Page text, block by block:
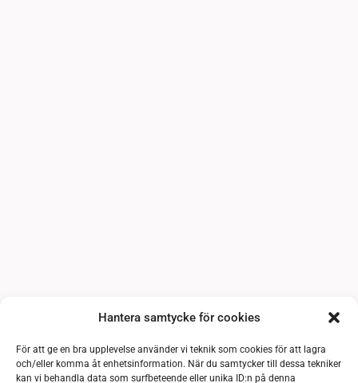
Hantera samtycke för cookies
För att ge en bra upplevelse använder vi teknik som cookies för att lagra
och/eller komma åt enhetsinformation. När du samtycker till dessa tekniker
kan vi behandla data som surfbeteende eller unika ID:n på denna